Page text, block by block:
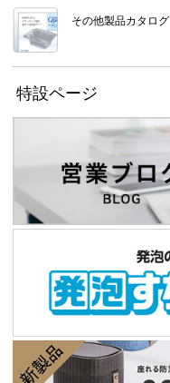
その他製品カタログ
特設ページ